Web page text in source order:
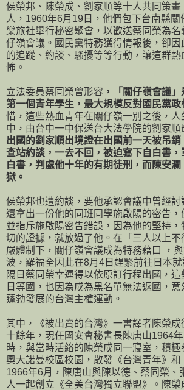
侯榮邦、陳榮成、劉家順等十人共同策畫
人，1960年6月19日，他們包下台南縣關
樂旅社舉行秘密聚會，以歡送蔡同榮為名
仔嶺會議。國民黨特務獲得情報後，卻因
的追蹤、約談、騷擾等等行動，讓這群
怖。
立法委員蔡同榮曾形容 ，「關仔嶺會議
第一個青年學生，最大規模反對國民黨政
惜，這些熱血青年在關仔嶺一別之後，人
中，由台中一中保送台大法學院的劉家順
出國的劉家順出境證在出國前一天被吊銷
查站約談，一去不回，被迫寫下自白書，
白書，判處他十年的有期徒刑，而陳安瀾
獄。
侯榮邦也遭約談，要他承認會議中曾經討
還拿出一份他的同班同學施啟陽的密告，
並指斥施啟陽密告錯誤，因為他的堅持
切的證據，就放過了他。在「三人以上
嚴體制下，關仔嶺會議成為特務藉口 ，
波，羅福全因此在8月4日趕緊前往日本
隔日蔡同榮幸運得以依原訂行程出國，這
日等國，也因為成為黑名單無法返國，
蓬勃發展的台灣主權運動。
其中，《被出賣的台灣》一書譯者陳榮成
十餘年，現任國安會秘書長陳唐山1964
時，與當時活絡的陳榮成同一寢室，積
奧大諾曼校區校園，散發《台灣青年》和
1966年6月，陳唐山與陳以德、蔡同榮、
人一起創立《全美台灣獨立聯盟》。陳